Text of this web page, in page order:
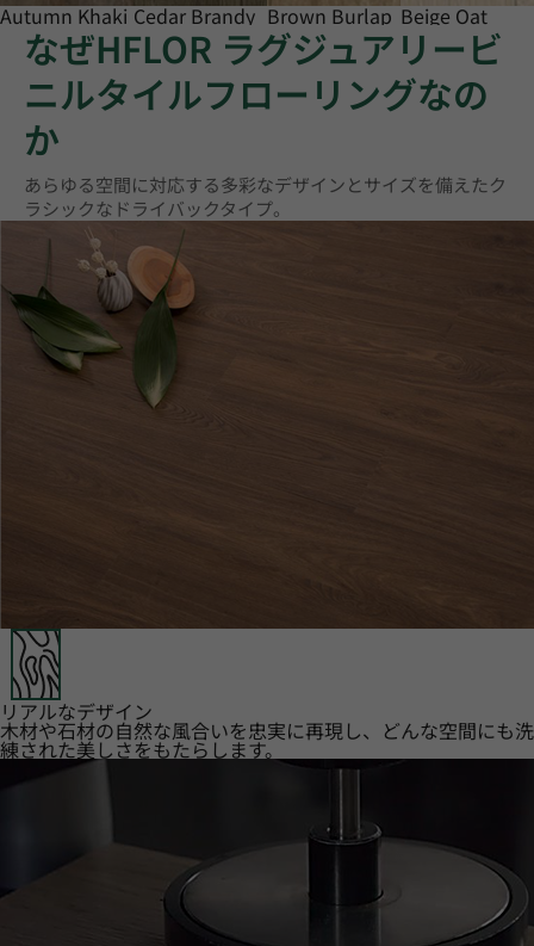
Autumn Khaki Cedar Brandy Brown Burlap Beige Oat
なぜHFLOR ラグジュアリービ
ニルタイルフローリングなの
か
あらゆる空間に対応する多彩なデザインとサイズを備えたク
ラシックなドライバックタイプ。
リアルなデザイン
木材や石材の自然な風合いを忠実に再現し、どんな空間にも洗
練された美しさをもたらします。